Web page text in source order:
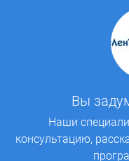
Вы
Наши
консультацию,